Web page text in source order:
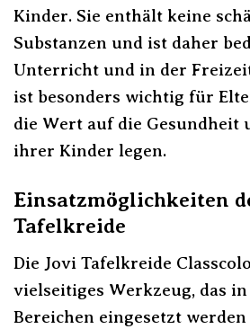
Kinder. Sie enthält keine
Substanzen und ist daher
Unterricht und in der
ist besonders wichtig für
die Wert auf die Gesundheit
ihrer Kinder legen.
Einsatzmöglichkeiten
Tafelkreide
Die Jovi Tafelkreide
vielseitiges Werkzeug, das
Bereichen eingesetzt